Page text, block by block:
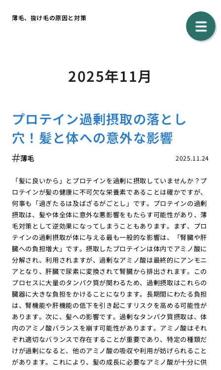
薄毛、抜け毛の原因と対策
2025年11月
プロテイン過剰摂取の落とし
穴！髪と体への意外な影響
2025.11.24
薄毛
「髪に良いから」とプロテインを過剰に摂取していませんか？プ
ロテインが髪の健康に不可欠な栄養素であることは確かですが、
何事も「過ぎたるは及ばざるがごとし」です。プロテインの過剰
摂取は、髪や体全体に意外な悪影響をもたらす可能性があり、薄
毛対策として逆効果になってしまうこともあります。まず、プロ
テインの過剰摂取が体に与える最も一般的な影響は、「腎臓や肝
臓への負担増大」です。摂取したプロテインは体内でアミノ酸に
分解され、利用されますが、過剰なアミノ酸は最終的にアンモニ
アとなり、肝臓で尿素に変換されて腎臓から排出されます。この
プロセスに大量のタンパク質が関わるため、過剰摂取はこれらの
臓器に大きな負担をかけることになります。長期間にわたる負担
は、腎機能や肝機能の低下を引き起こすリスクを高める可能性が
あります。次に、髪への影響です。過剰なタンパク質摂取は、体
内のアミノ酸バランスを崩す可能性があります。アミノ酸はそれ
ぞれ適切なバランスで存在することが重要であり、特定の種類だ
けが過剰になると、他のアミノ酸の吸収や利用が妨げられること
があります。これにより、髪の成長に必要なアミノ酸が十分に供